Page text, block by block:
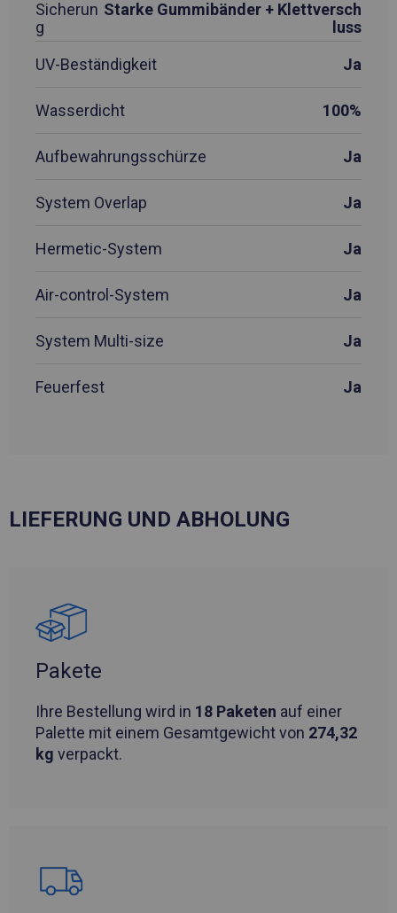
Sicherun
g
Starke Gummibänder + Klettversch
luss
UV-Beständigkeit
Ja
Wasserdicht 100%
Aufbewahrungsschürze Ja
System Overlap Ja
Hermetic-System Ja
Air-control-System Ja
System Multi-size Ja
Feuerfest Ja
LIEFERUNG UND ABHOLUNG
Pakete
Ihre Bestellung wird in 18 Paketen auf einer
Palette mit einem Gesamtgewicht von 274,32
kg verpackt.